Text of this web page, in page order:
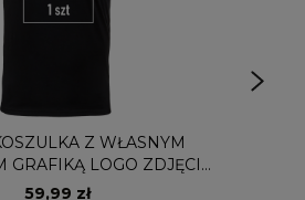
Z WŁASNYM
GRAFIKĄ LOGO ZDJĘCIE
RÓŻNE KOLORY
59,99 zł